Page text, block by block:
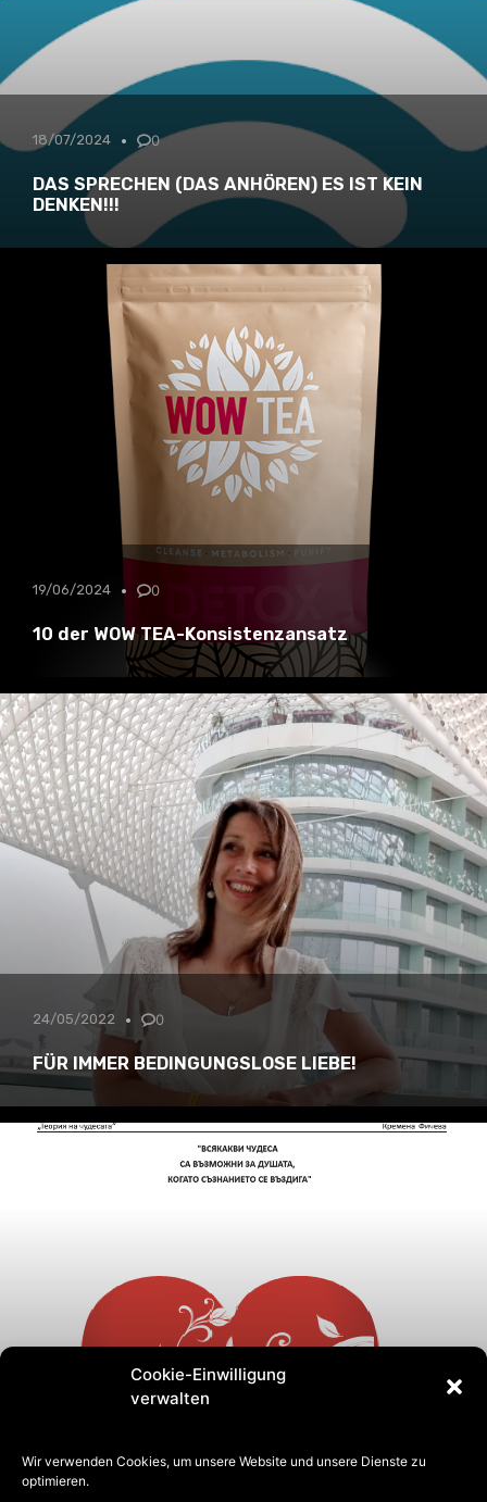
Cookie-Einwilligung
verwalten
Wir verwenden Cookies, um unsere Website und unsere Dienste zu
optimieren.
18/07/2024 0
DAS SPRECHEN (DAS ANHÖREN) ES IST KEIN
DENKEN!!!
19/06/2024 0
10 der WOW TEA-Konsistenzansatz
24/05/2022 0
FÜR IMMER BEDINGUNGSLOSE LIEBE!
“WUNDER-THEORIE”